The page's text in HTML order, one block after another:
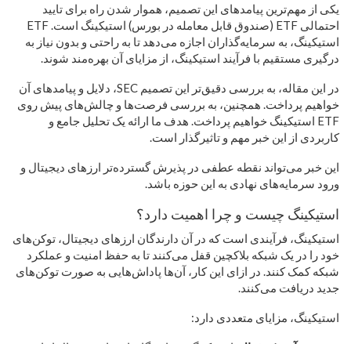
یکی از مهم‌ترین پیامدهای این تصمیم، هموار شدن راه برای تایید
احتمالی ETF (صندوق قابل معامله در بورس) استیکینگ است. ETF
استیکینگ، به سرمایه‌گذاران اجازه می‌دهد تا به راحتی و بدون نیاز به
درگیری مستقیم با فرآیند استیکینگ، از مزایای آن بهره‌مند شوند.
در این مقاله، به بررسی دقیق‌تر این تصمیم SEC، دلایل و پیامدهای آن
خواهیم پرداخت. همچنین، به بررسی فرصت‌ها و چالش‌های پیش روی
ETF استیکینگ خواهیم پرداخت. هدف ما ارائه یک تحلیل جامع و
کاربردی از این خبر مهم و تاثیرگذار است.
این خبر می‌تواند نقطه عطفی در پذیرش گسترده‌تر ارزهای دیجیتال و
ورود سرمایه‌های نهادی به این حوزه باشد.
استیکینگ چیست و چرا اهمیت دارد؟
استیکینگ، فرآیندی است که در آن دارندگان ارزهای دیجیتال، توکن‌های
خود را در یک شبکه بلاکچین قفل می‌کنند تا به حفظ امنیت و عملکرد
شبکه کمک کنند. در ازای این کار، آن‌ها پاداش‌هایی به صورت توکن‌های
جدید دریافت می‌کنند.
استیکینگ، مزایای متعددی دارد: